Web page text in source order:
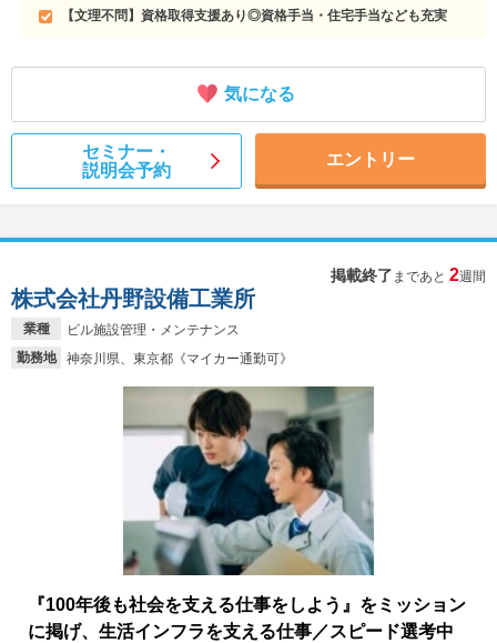
【文理不問】資格取得支援あり◎資格手当・住宅手当なども充実
気になる
セミナー・
説明会予約
エントリー
掲載終了 まであと 2週間
業種
ビル施設管理・メンテナンス
勤務地
神奈川県、東京都《マイカー通勤可》
株式会社丹野設備工業所
『100年後も社会を支える仕事をしよう』をミッション
に掲げ、生活インフラを支える仕事／スピード選考中